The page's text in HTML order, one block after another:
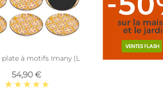
6) (Assiettes plates - 20 cm)
à motifs Imany (Lot de 6) (Jaune)
54,90 €